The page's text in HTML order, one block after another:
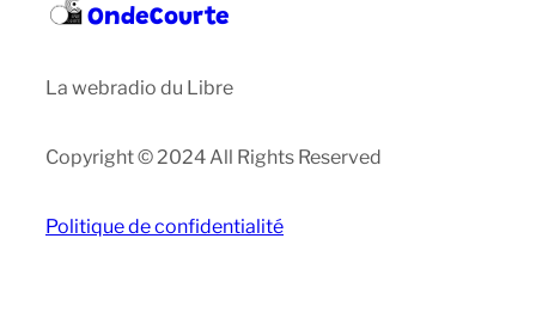
OndeCourte
La webradio du Libre
Copyright © 2024 All Rights Reserved
Politique de confidentialité